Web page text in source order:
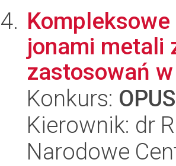
jonami metali
zastosowań
Konkurs:
Kierownik: dr
Narodowe